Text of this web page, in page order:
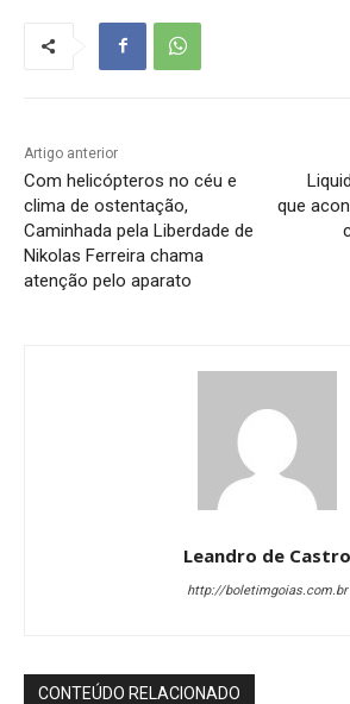
Artigo anterior
Com helicópteros no céu e
clima de ostentação,
Caminhada pela Liberdade de
Nikolas Ferreira chama
atenção pelo aparato
que
Leandro de Castro
http://boletimgoias.com.br
CONTEÚDO RELACIONADO